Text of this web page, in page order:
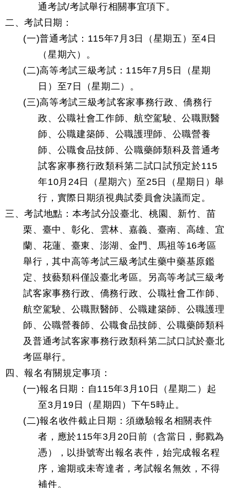
通考試/考試舉行相關事宜項下。
二、考試日期：
(一)普通考試：115年7月3日（星期五）至4日
（星期六）。
(二)高等考試三級考試：115年7月5日（星期
日）至7日（星期二）。
(三)高等考試三級考試客家事務行政、僑務行
政、公職社會工作師、航空駕駛、公職獸醫
師、公職建築師、公職護理師、公職營養
師、公職食品技師、公職藥師類科及普通考
試客家事務行政類科第二試口試預定於115
年10月24日（星期六）至25日（星期日）舉
行，實際日期須視典試委員會決議而定。
三、考試地點：本考試分設臺北、桃園、新竹、苗
栗、臺中、彰化、雲林、嘉義、臺南、高雄、宜
蘭、花蓮、臺東、澎湖、金門、馬祖等16考區
舉行，其中高等考試三級考試生藥中藥基原鑑
定、技藝類科僅設臺北考區。另高等考試三級考
試客家事務行政、僑務行政、公職社會工作師、
航空駕駛、公職獸醫師、公職建築師、公職護理
師、公職營養師、公職食品技師、公職藥師類科
及普通考試客家事務行政類科第二試口試於臺北
考區舉行。
四、報名有關規定事項：
(一)報名日期：自115年3月10日（星期二）起
至3月19日（星期四）下午5時止。
(二)報名收件截止日期：須繳驗報名相關表件
者，應於115年3月20日前（含當日，郵戳為
憑），以掛號寄出報名表件，始完成報名程
序，逾期或未寄達者，考試報名無效，不得
補件。